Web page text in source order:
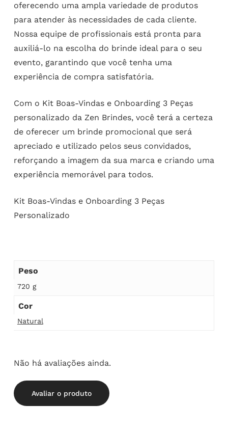
oferecendo uma ampla variedade de produtos
para atender às necessidades de cada cliente.
Nossa equipe de profissionais está pronta para
auxiliá-lo na escolha do brinde ideal para o seu
evento, garantindo que você tenha uma
experiência de compra satisfatória.
Com o Kit Boas-Vindas e Onboarding 3 Peças
personalizado da Zen Brindes, você terá a certeza
de oferecer um brinde promocional que será
apreciado e utilizado pelos seus convidados,
reforçando a imagem da sua marca e criando uma
experiência memorável para todos.
Kit Boas-Vindas e Onboarding 3 Peças
Personalizado
Peso
720 g
Cor
Natural
Não há avaliações ainda.
Avaliar o produto